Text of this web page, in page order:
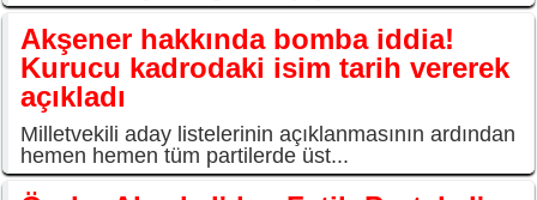
Akşener hakkında bomba iddia!
Kurucu kadrodaki isim tarih vererek
açıkladı
Milletvekili aday listelerinin açıklanmasının ardından
hemen hemen tüm partilerde üst...